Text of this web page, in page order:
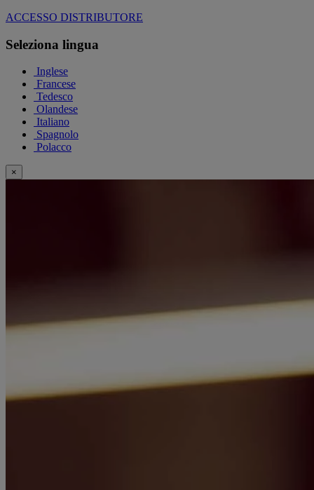
ACCESSO DISTRIBUTORE
Seleziona lingua
Inglese
Francese
Tedesco
Olandese
Italiano
Spagnolo
Polacco
×